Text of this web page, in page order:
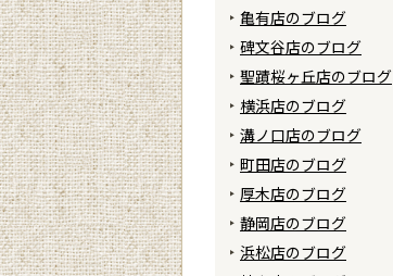
亀有店のブログ
碑文谷店のブログ
聖蹟桜ヶ丘店のブログ
横浜店のブログ
溝ノ口店のブログ
町田店のブログ
厚木店のブログ
静岡店のブログ
浜松店のブログ